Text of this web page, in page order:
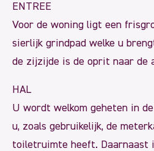
ENTREE
Voor de woning ligt een
sierlijk grindpad welke u
de zijzijde is de oprit naar de
HAL
U wordt welkom geheten in
u, zoals gebruikelijk, de
toiletruimte heeft. Daarnaast